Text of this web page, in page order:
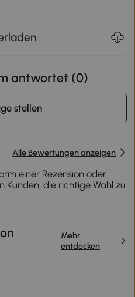
antwortet (0)
stellen
Alle Bewertungen anzeigen
einer Rezension oder
Kunden, die richtige Wahl zu
Mehr
entdecken